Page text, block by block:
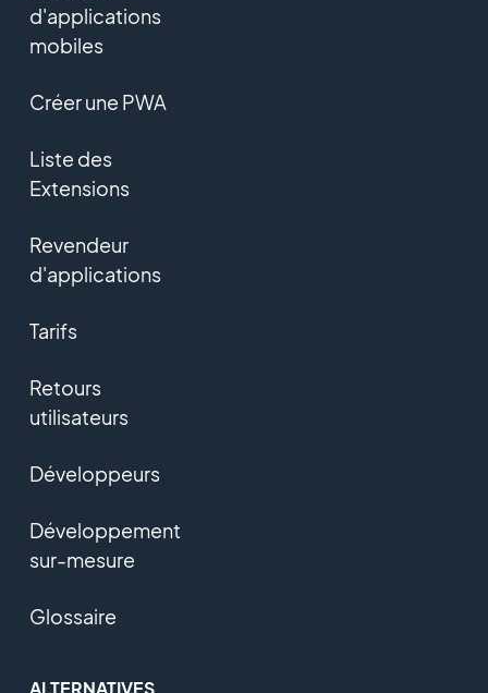
d'applications
mobiles
Créer une PWA
Liste des
Extensions
Revendeur
d'applications
Tarifs
Retours
utilisateurs
Développeurs
Développement
sur-mesure
Glossaire
ALTERNATIVES